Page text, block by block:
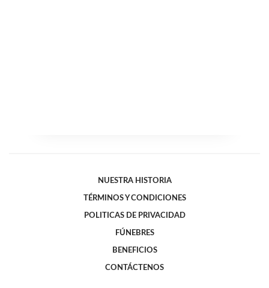
NUESTRA HISTORIA
TÉRMINOS Y CONDICIONES
POLITICAS DE PRIVACIDAD
FÚNEBRES
BENEFICIOS
CONTÁCTENOS